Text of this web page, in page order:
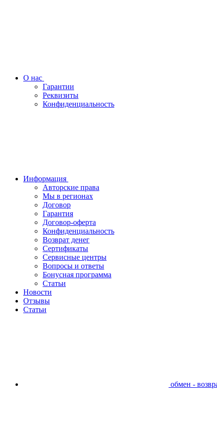
О нас
Гарантии
Реквизиты
Конфиденциальность
Информация
Авторские права
Мы в регионах
Договор
Гарантия
Договор-оферта
Конфиденциальность
Возврат денег
Сертификаты
Сервисные центры
Вопросы и ответы
Бонусная программа
Статьи
Новости
Отзывы
Статьи
обмен -